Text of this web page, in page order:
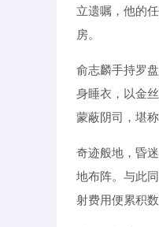
立遗嘱，他的
房。
俞志麟手持罗
身睡衣，以金
蒙蔽阴司，堪称
奇迹般地，昏
地布阵。与此
射费用便累积